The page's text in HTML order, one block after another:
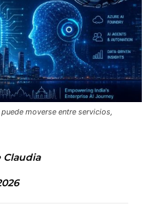
moverse entre servicios,
Claudia